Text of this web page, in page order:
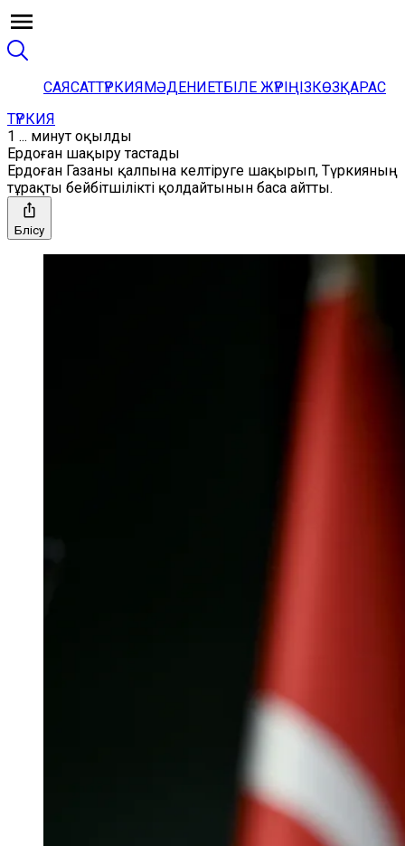
САЯСАТТҮРКИЯМӘДЕНИЕТБІЛЕ ЖҮРІҢІЗКӨЗҚАРАС
ТҮРКИЯ
1 ... минут оқылды
Ердоған шақыру тастады
Ердоған Газаны қалпына келтіруге шақырып, Түркияның
тұрақты бейбітшілікті қолдайтынын баса айтты.
Бөлісу